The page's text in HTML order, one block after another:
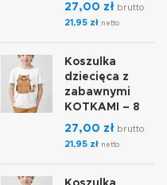
27,00 zł brutto
21,95 zł netto
Koszulka
dziecięca z
zabawnymi
KOTKAMI – 8
27,00 zł brutto
21,95 zł netto